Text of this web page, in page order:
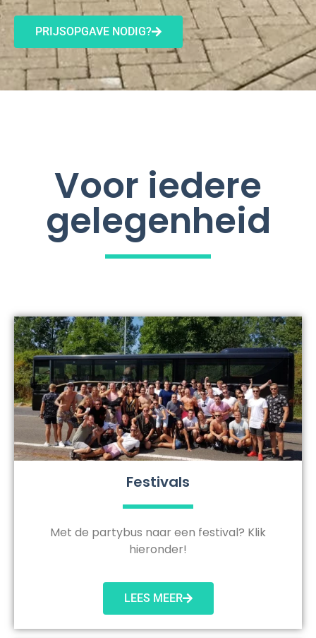
PRIJSOPGAVE NODIG?
Voor iedere
gelegenheid
Festivals
Met de partybus naar een festival? Klik
hieronder!
LEES MEER